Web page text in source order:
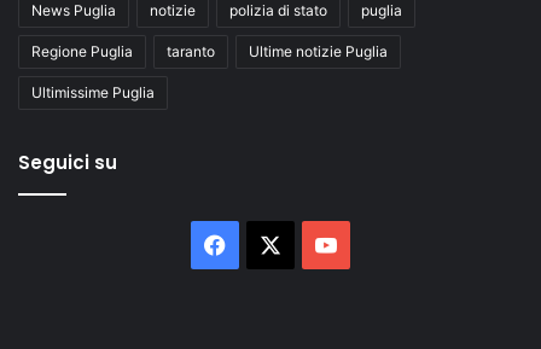
News Puglia notizie polizia di stato puglia
Regione Puglia taranto Ultime notizie Puglia
Ultimissime Puglia
Seguici su
Facebook You